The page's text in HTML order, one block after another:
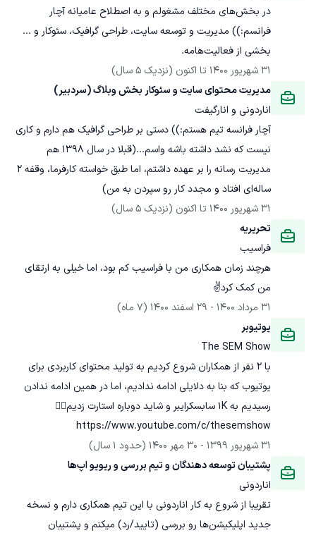
در بخش‌های مختلف مشغولم و به اصطلاح عامیانه آچار
فرانسم:)) مدیریت و توسعه سایت، طراحی گرافیک، سئوکار و ...
بخشی از فعالیت‌هامه.
31 شهریور 1400
تا اکنون (نزدیک 5 سال)
مدیریت محتوای سایت و سئوکار بخش وبلاگ (سردبیر)
اناردونی و انارگیفت
آچار فرانسه تیم هستم:)) دستی بر طراحی گرافیک هم دارم و کاری
نیست که نشد داشته باشه واسم...(قبلا در سال 1398 هم
ساله‌ای افتاد و مجدد کار رو سپردن به من)
31 شهریور 1400
تا اکنون (نزدیک 5 سال)
تحریریه
فراسیب
هرچند زمان همکاری من با فراسیب کم بود، اما خیلی به ارتقای
من کمک کرد✌
31 مرداد 1400
- 29 اسفند 1400
(7 ماه)
یوتیوبر
The SEM Show
با 2 نفر از همکاران شروع کردیم به تولید محتوای کاربردی برای
یوتیوب که بنا به دلایلی ادامه ندادیم، اما در همین ادامه ندادن
https://www.youtube.com/c/thesemshow
31 شهریور 1399
- 30 مهر 1400
(حدود 1 سال)
پشتیبان توسعه دهندگان و تیم بررسی و ریویو اپ‌ها
اناردونی
تقریبا از شروع به کار اناردونی با این تیم همکاری دارم و نسخه
جدید اپلیکیشن‌ها رو بررسی (تایید/رد) میکنم و پشتیبان